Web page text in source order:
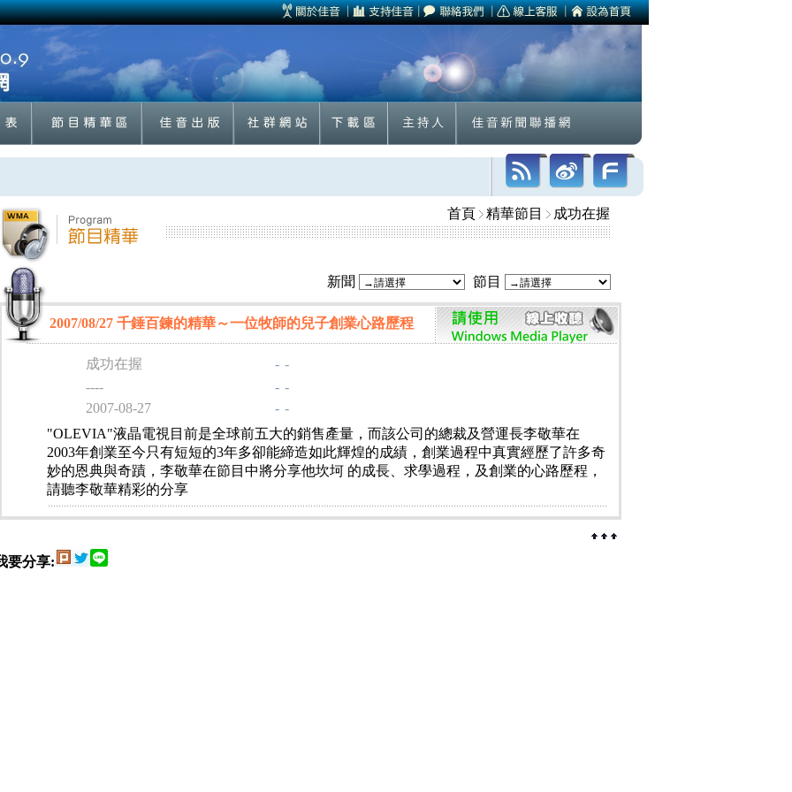
首頁 精華節目 成功在握
新聞 節目
2007/08/27 千錘百鍊的精華～一位牧師的兒子創業心路歷程
成功在握 - -
----
- -
2007-08-27
- -
"OLEVIA"液晶電視目前是全球前五大的銷售產量，而該公司的總裁及營運長李敬華在
2003年創業至今只有短短的3年多卻能締造如此輝煌的成績，創業過程中真實經歷了許多奇
妙的恩典與奇蹟，李敬華在節目中將分享他坎坷 的成長、求學過程，及創業的心路歷程，
請聽李敬華精彩的分享
要分享: